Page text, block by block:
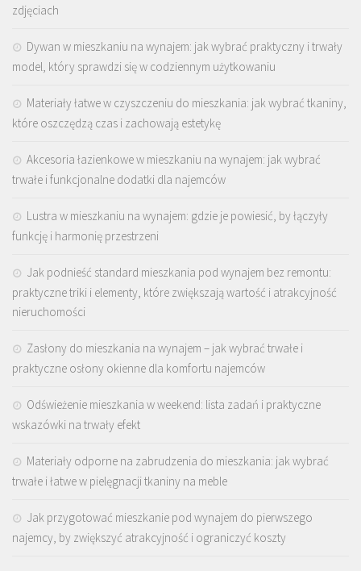
zdjęciach
Dywan w mieszkaniu na wynajem: jak wybrać praktyczny i trwały
model, który sprawdzi się w codziennym użytkowaniu
Materiały łatwe w czyszczeniu do mieszkania: jak wybrać tkaniny,
które oszczędzą czas i zachowają estetykę
Akcesoria łazienkowe w mieszkaniu na wynajem: jak wybrać
trwałe i funkcjonalne dodatki dla najemców
Lustra w mieszkaniu na wynajem: gdzie je powiesić, by łączyły
funkcję i harmonię przestrzeni
Jak podnieść standard mieszkania pod wynajem bez remontu:
praktyczne triki i elementy, które zwiększają wartość i atrakcyjność
nieruchomości
Zasłony do mieszkania na wynajem – jak wybrać trwałe i
praktyczne osłony okienne dla komfortu najemców
Odświeżenie mieszkania w weekend: lista zadań i praktyczne
wskazówki na trwały efekt
Materiały odporne na zabrudzenia do mieszkania: jak wybrać
trwałe i łatwe w pielęgnacji tkaniny na meble
Jak przygotować mieszkanie pod wynajem do pierwszego
najemcy, by zwiększyć atrakcyjność i ograniczyć koszty